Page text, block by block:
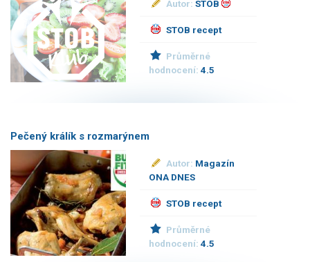
Autor:STOB
STOB recept
Průměrné
hodnocení:4.5
Pečený králík s rozmarýnem
Autor: Magazín
ONA DNES
STOB recept
Průměrné
hodnocení:4.5